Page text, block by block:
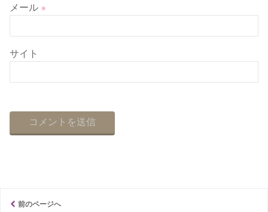
メール ※
サイト
前のページへ